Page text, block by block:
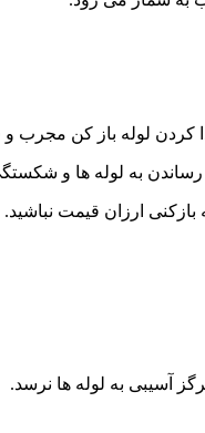
کردن لوله باز کن
به لوله ها و
بازکنی ارزان قیمت نباشید.
آسیبی به لوله ها نرسد.